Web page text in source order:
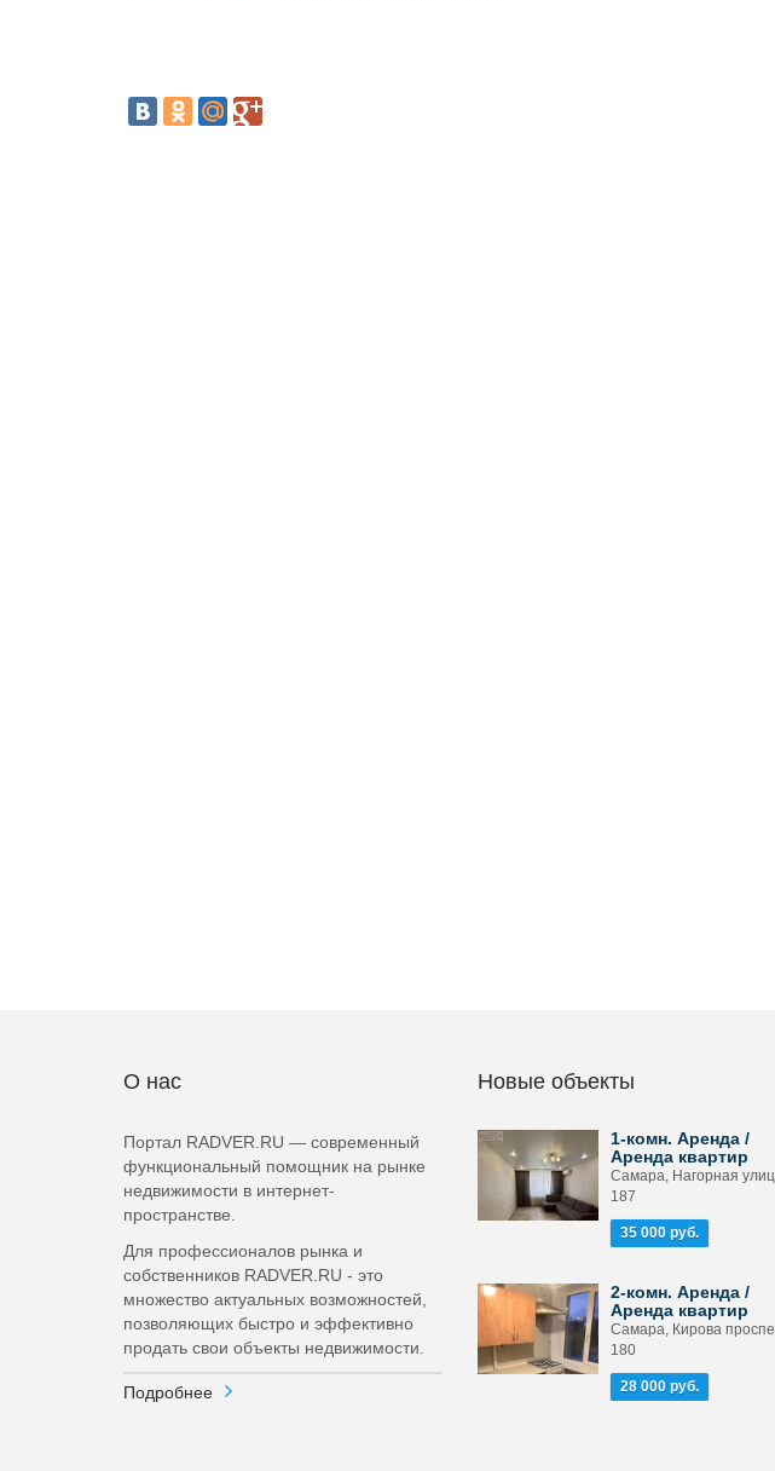
О нас
Портал RADVER.RU — современный
функциональный помощник на рынке
недвижимости в интернет-
пространстве.
Для профессионалов рынка и
собственников RADVER.RU - это
множество актуальных возможностей,
позволяющих быстро и эффективно
продать свои объекты недвижимости.
Подробнее
Новые объекты
1-комн. Аренда /
Аренда квартир
Самара, Нагорная
187
35 000 руб.
2-комн. Аренда /
Аренда квартир
Самара, Кирова
180
28 000 руб.